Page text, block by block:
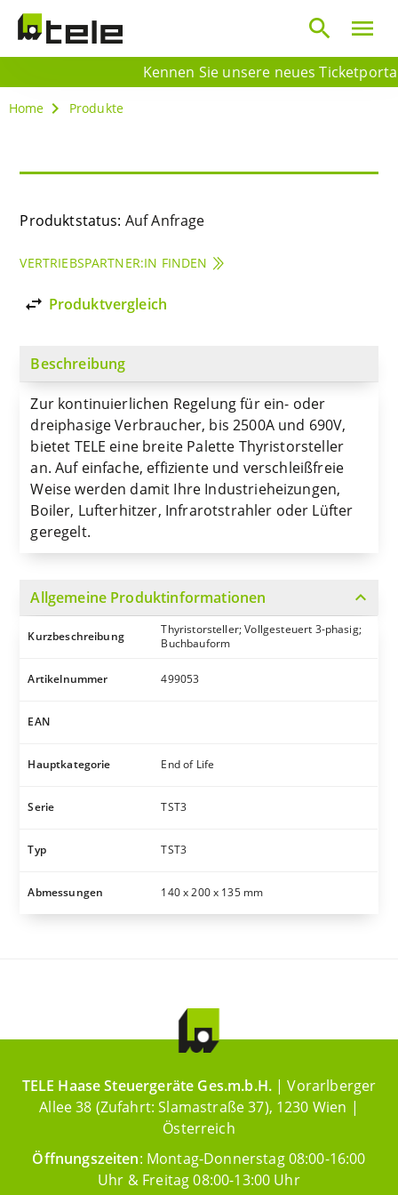
Kennen Sie unsere neues
menu
search
Home Produkte
Produktstatus: Auf Anfrage
VERTRIEBSPARTNER:IN FINDEN
import_export Produktvergleich
Beschreibung
Zur kontinuierlichen Regelung für ein- oder
dreiphasige Verbraucher, bis 2500A und 690V,
bietet TELE eine breite Palette Thyristorsteller
an. Auf einfache, effiziente und verschleißfreie
Weise werden damit Ihre Industrieheizungen,
Boiler, Lufterhitzer, Infrarotstrahler oder Lüfter
geregelt.
Allgemeine Produktinformationen expand_more
Kurzbeschreibung
Thyristorsteller; Vollgesteuert 3-phasig;
Buchbauform
Artikelnummer 499053
EAN
Hauptkategorie End of Life
Serie TST3
Typ TST3
Abmessungen 140 x 200 x 135 mm
TELE Haase Steuergeräte Ges.m.b.H. | Vorarlberger
Allee 38 (Zufahrt: Slamastraße 37), 1230 Wien |
Österreich
Öffnungszeiten: Montag-Donnerstag 08:00-16:00
Uhr & Freitag 08:00-13:00 Uhr